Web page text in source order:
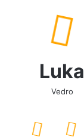
Luka
Vedro